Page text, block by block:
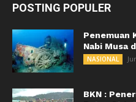
POSTING POPULER
Penemuan
Nabi Musa
NASIONAL
BKN :